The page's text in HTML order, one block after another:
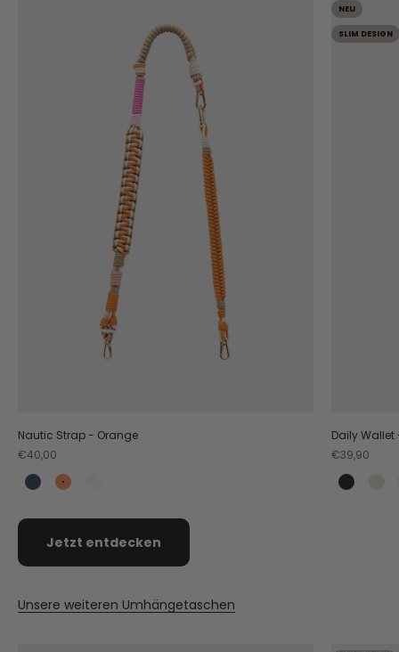
Nautic Strap - Orange
Angebot
€40,00
Teal Orange
NEU
SLIM DESIGN
Daily Wallet
Angebot
€39,90
Black
Jetzt entdecken
Unsere weiteren Umhängetaschen